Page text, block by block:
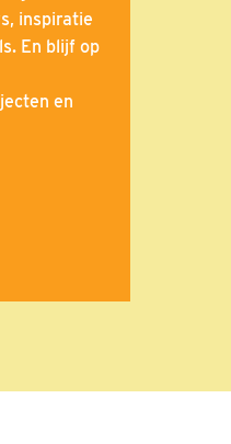
inspiratie
En blijf op
en